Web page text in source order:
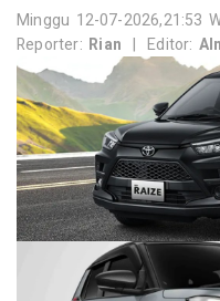
Minggu 12-07-2026,21:53
Reporter: Rian | Editor: